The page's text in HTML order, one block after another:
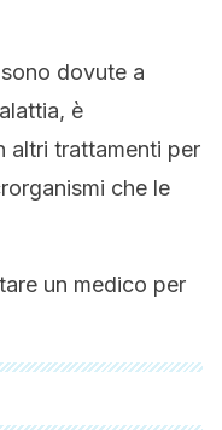
dovute a
è
altri trattamenti per
che le
un medico per